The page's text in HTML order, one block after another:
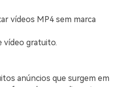
vídeos MP4 sem marca
vídeo gratuito.
anúncios que surgem em